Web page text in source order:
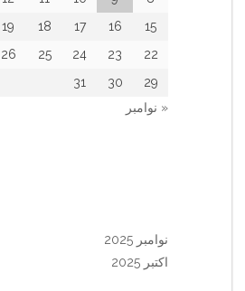
15
16
17
18
19
22
23
24
25
26
29
30
31
« نوامبر
نوامبر 2025
اکتبر 2025